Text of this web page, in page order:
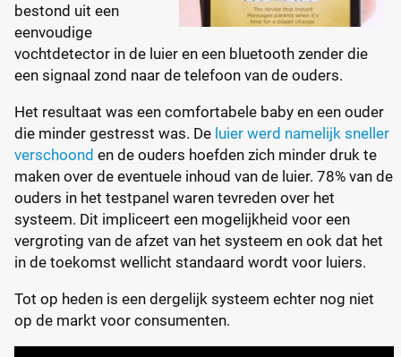
bestond uit een
eenvoudige
vochtdetector in de luier en een bluetooth zender die
een signaal zond naar de telefoon van de ouders.
Het resultaat was een comfortabele baby en een ouder
die minder gestresst was. De luier werd namelijk sneller
verschoond en de ouders hoefden zich minder druk te
maken over de eventuele inhoud van de luier. 78% van de
ouders in het testpanel waren tevreden over het
systeem. Dit impliceert een mogelijkheid voor een
vergroting van de afzet van het systeem en ook dat het
in de toekomst wellicht standaard wordt voor luiers.
Tot op heden is een dergelijk systeem echter nog niet
op de markt voor consumenten.